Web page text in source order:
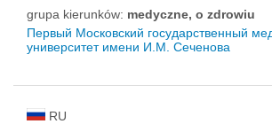
grupa kierunków: medyczne, o zdrowiu
Первый Московский государственный
университет имени И.М. Сеченова
RU